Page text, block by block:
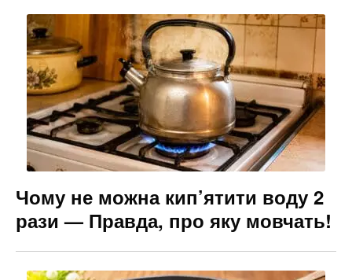
Чому не можна кип’ятити воду 2
рази — Правда, про яку мовчать!